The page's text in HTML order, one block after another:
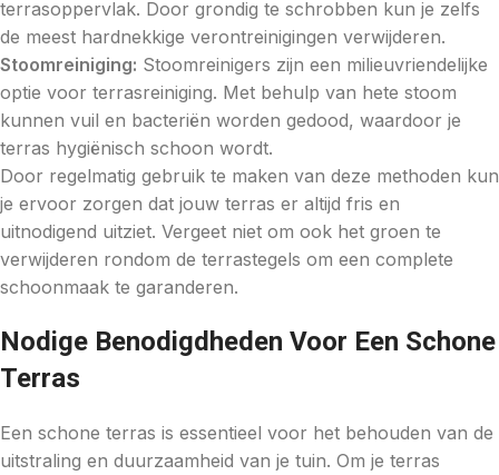
terrasoppervlak. Door grondig te schrobben kun je zelfs
de meest hardnekkige verontreinigingen verwijderen.
Stoomreiniging: Stoomreinigers zijn een milieuvriendelijke
optie voor terrasreiniging. Met behulp van hete stoom
kunnen vuil en bacteriën worden gedood, waardoor je
terras hygiënisch schoon wordt.
Door regelmatig gebruik te maken van deze methoden kun
je ervoor zorgen dat jouw terras er altijd fris en
uitnodigend uitziet. Vergeet niet om ook het groen te
verwijderen rondom de terrastegels om een complete
schoonmaak te garanderen.
Nodige Benodigdheden Voor Een Schone
Terras
Een schone terras is essentieel voor het behouden van de
uitstraling en duurzaamheid van je tuin. Om je terras